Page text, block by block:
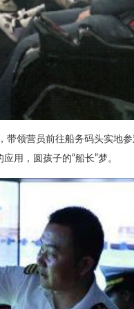
带领营员前往船务码头实地
用，圆孩子的“船长”梦。